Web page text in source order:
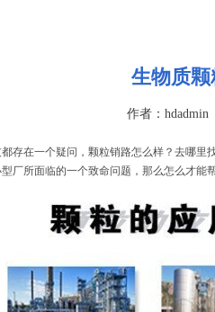
生物质
作者：
存在一个疑问，颗粒销路怎么样？去哪里
厂所面临的一个致命问题，那么怎么才能